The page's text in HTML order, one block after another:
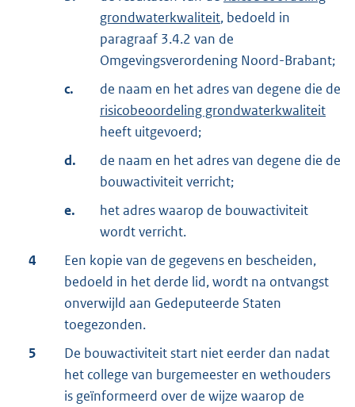
grondwaterkwaliteit, bedoeld in
paragraaf 3.4.2 van de
Omgevingsverordening Noord-Brabant;
c.
de naam en het adres van degene die de
risicobeoordeling grondwaterkwaliteit
heeft uitgevoerd;
d.
de naam en het adres van degene die de
bouwactiviteit verricht;
e.
het adres waarop de bouwactiviteit
wordt verricht.
4
Een kopie van de gegevens en bescheiden,
bedoeld in het derde lid, wordt na ontvangst
onverwijld aan Gedeputeerde Staten
toegezonden.
5
De bouwactiviteit start niet eerder dan nadat
het college van burgemeester en wethouders
is geïnformeerd over de wijze waarop de